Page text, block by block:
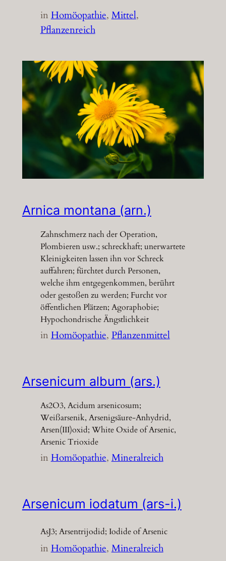
inHomöopathie, Mittel
Pflanzenreich
Arnica montana (arn.)
Zahnschmerz nach der Operation,
Plombieren usw.; schreckhaft; unerwartete
Kleinigkeiten lassen ihn vor Schreck
auffahren; fürchtet durch Personen,
welche ihm entgegenkommen, berührt
oder gestoßen zu werden; Furcht vor
öffentlichen Plätzen; Agoraphobie;
Hypochondrische Ängstlichkeit
inHomöopathie, Pflanzenmittel
Arsenicum album (ars.)
As2O3, Acidum arsenicosum;
Weißarsenik, Arsenigsäure-Anhydrid,
Arsen(III)oxid; White Oxide of Arsenic,
Arsenic Trioxide
inHomöopathie, Mineralreich
Arsenicum iodatum (ars-i.)
AsJ3; Arsentrijodid; Iodide of Arsenic
inHomöopathie, Mineralreich